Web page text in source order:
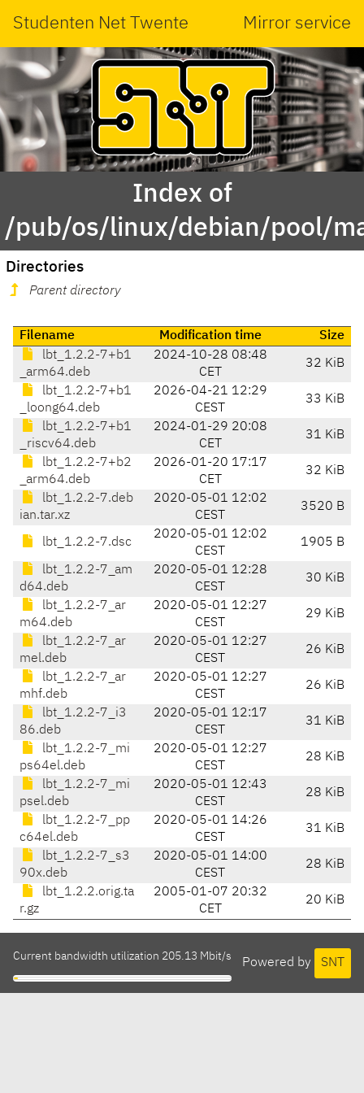
Studenten Net Twente Mirror service
Index of
/pub/os/linux/debian/pool/
Directories
Parent directory
Filename Modification time
Size
lbt_1.2.2-7+b1
_arm64.deb
2024-10-28 08:48
CET
32 KiB
lbt_1.2.2-7+b1
_loong64.deb
2026-04-21 12:29
CEST
33 KiB
lbt_1.2.2-7+b1
_riscv64.deb
2024-01-29 20:08
CET
31 KiB
lbt_1.2.2-7+b2
_arm64.deb
2026-01-20 17:17
CET
32 KiB
lbt_1.2.2-7.deb
ian.tar.xz
2020-05-01 12:02
CEST
3520 B
lbt_1.2.2-7.dsc
2020-05-01 12:02
CEST
1905 B
lbt_1.2.2-7_am
d64.deb
2020-05-01 12:28
CEST
30 KiB
lbt_1.2.2-7_ar
m64.deb
2020-05-01 12:27
CEST
29 KiB
lbt_1.2.2-7_ar
mel.deb
2020-05-01 12:27
CEST
26 KiB
lbt_1.2.2-7_ar
mhf.deb
2020-05-01 12:27
CEST
26 KiB
lbt_1.2.2-7_i3
86.deb
2020-05-01 12:17
CEST
31 KiB
lbt_1.2.2-7_mi
ps64el.deb
2020-05-01 12:27
CEST
28 KiB
lbt_1.2.2-7_mi
psel.deb
2020-05-01 12:43
CEST
28 KiB
lbt_1.2.2-7_pp
c64el.deb
2020-05-01 14:26
CEST
31 KiB
lbt_1.2.2-7_s3
90x.deb
2020-05-01 14:00
CEST
28 KiB
lbt_1.2.2.orig.ta
r.gz
2005-01-07 20:32
CET
20 KiB
Powered by SNT
Current bandwidth utilization 205.13 Mbit/s